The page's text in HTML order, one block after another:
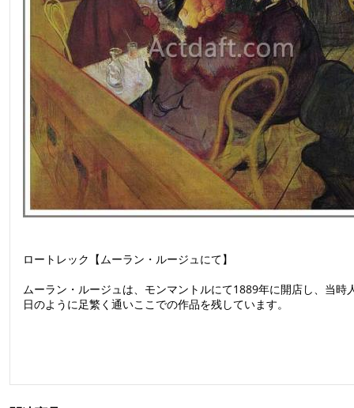
ロートレック【ムーラン・ルージュにて】
ムーラン・ルージュは、モンマントルにて1889年に開店し、当
日のように足繁く通いここでの作品を残しています。